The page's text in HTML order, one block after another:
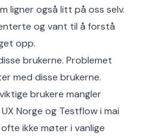
ligner også litt på oss selv.
og vant til å forstå
opp.
brukerne. Problemet
med disse brukerne.
brukere mangler
Norge og Testflow i mai
ikke møter i vanlige